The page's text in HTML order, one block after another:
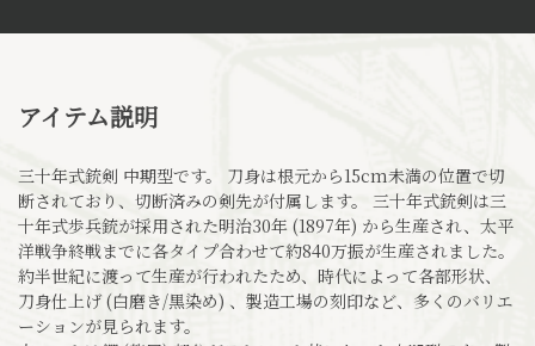
アイテム説明
三十年式銃剣 中期型です。 刀身は根元から15cm未満の位置で切
断されており、切断済みの剣先が付属します。 三十年式銃剣は三
十年式歩兵銃が採用された明治30年 (1897年) から生産され、太平
洋戦争終戦までに各タイプ合わせて約840万振が生産されました。
約半世紀に渡って生産が行われたため、時代によって各部形状、
刀身仕上げ (白磨き/黒染め) 、製造工場の刻印など、多くのバリエ
ーションが見られます。